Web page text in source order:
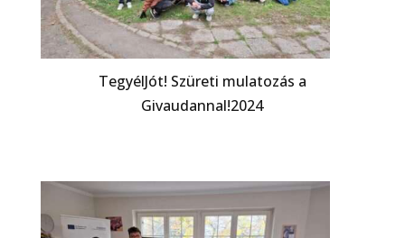
TegyélJót! Szüreti mulatozás a
Givaudannal!2024